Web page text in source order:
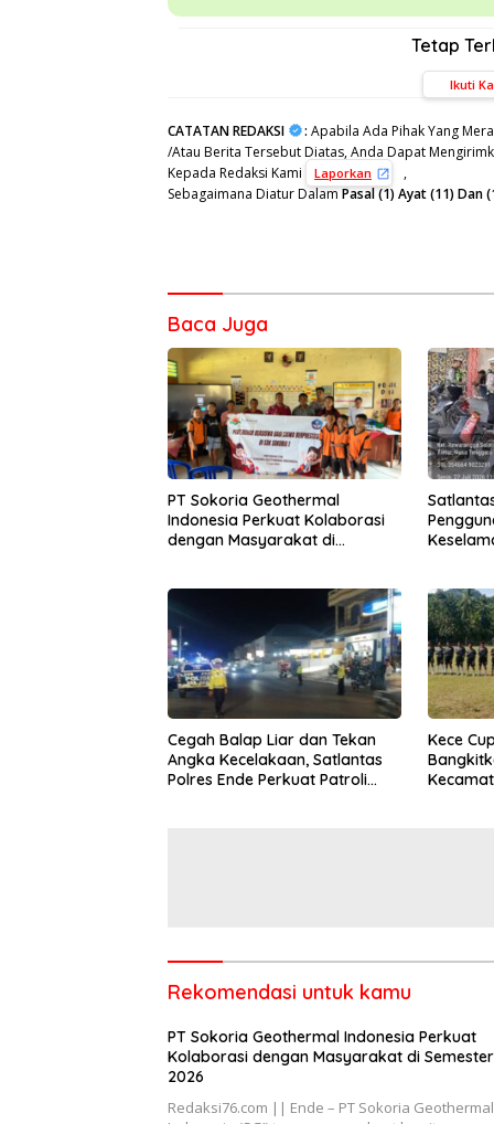
Tetap
Ikuti
CATATAN REDAKSI : Apabila Ada Pihak Yang
/Atau Berita Tersebut Diatas, Anda Dapat
Kepada Redaksi Kami
Laporkan
,
Sebagaimana Diatur DalamPasal (1) Ayat (11) Dan
Baca Juga
PT Sokoria Geothermal
Indonesia Perkuat Kolaborasi
dengan Masyarakat di
Cegah Balap Liar dan Tekan
Angka Kecelakaan, Satlantas
Polres Ende Perkuat Patroli
Kece
Rekomendasi untuk kamu
PT Sokoria Geothermal Indonesia Perkuat
Kolaborasi dengan Masyarakat di Semester
2026
Redaksi76.com || Ende – PT Sokoria Geothermal